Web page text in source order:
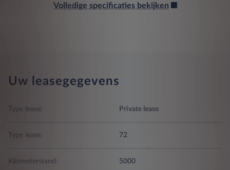
Volledige specificaties bekijken
Uw leasegegevens
Type lease: Private lease
Type lease: 72
Kilometerstand: 5000